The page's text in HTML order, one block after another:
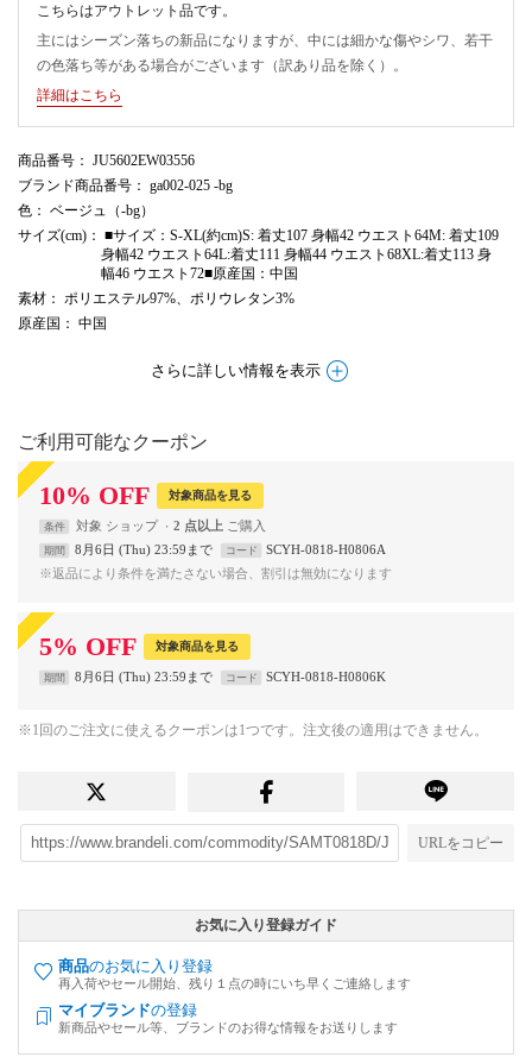
こちらはアウトレット品です。
主にはシーズン落ちの新品になりますが、中には細かな傷やシワ、若干
の色落ち等がある場合がございます（訳あり品を除く）。
詳細はこちら
商品番号 ： JU5602EW03556
ブランド商品番号 ： ga002-025 -bg
色 ： ベージュ（-bg）
サイズ(cm) ： ■サイズ：S-XL(約cm)S: 着丈107 身幅42 ウエスト64M: 着丈109
身幅42 ウエスト64L:着丈111 身幅44 ウエスト68XL:着丈113 身
幅46 ウエスト72■原産国：中国
素材 ： ポリエステル97%、ポリウレタン3%
原産国 ： 中国
さらに詳しい情報を表示
ご利用可能なクーポン
10% OFF 対象商品を見る
条件 対象 ショップ 2 点以上
期間 8月6日 (Thu) 23:59まで コード
SCYH-0818-H0806A
※返品により条件を満たさない場合、割引は無効になります
5% OFF 対象商品を見る
期間 8月6日 (Thu) 23:59まで コード SCYH-0818-H0806K
※1回のご注文に使えるクーポンは1つです。注文後の適用はできません。
URLをコピー
お気に入り登録ガイド
商品のお気に入り登録
再入荷やセール開始、残り１点の時にいち早くご連絡します
マイブランドの登録
新商品やセール等、ブランドのお得な情報をお送りします